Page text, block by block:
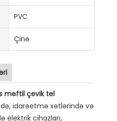
PVC
Çinə
məftil çevik tel
idarəetmə xətlərində və
elektrik cihazları,